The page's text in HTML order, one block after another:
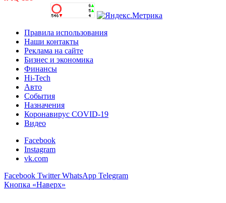
Правила использования
Наши контакты
Реклама на сайте
Бизнес и экономика
Финансы
Hi-Tech
Авто
События
Назначения
Коронавирус COVID-19
Видео
Facebook
Instagram
vk.com
Facebook Twitter WhatsApp Telegram
Кнопка «Наверх»